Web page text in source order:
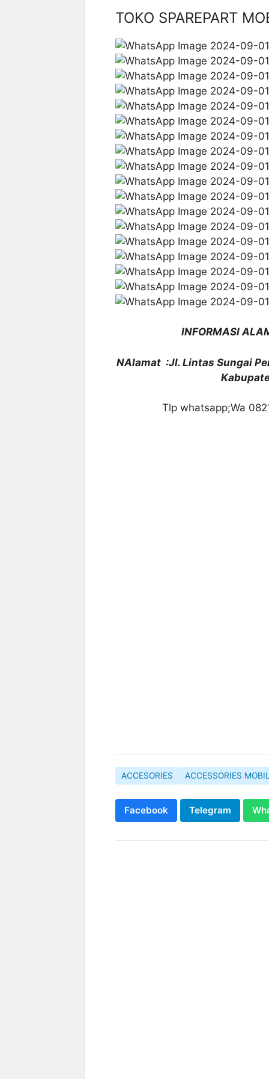
TOKO SPAREPART
INFORMASI
NAlamat :Jl. Lintas Sungai
Tlp whatsapp;Wa
ACCESORIES ACCESSORIES
Facebook Telegram